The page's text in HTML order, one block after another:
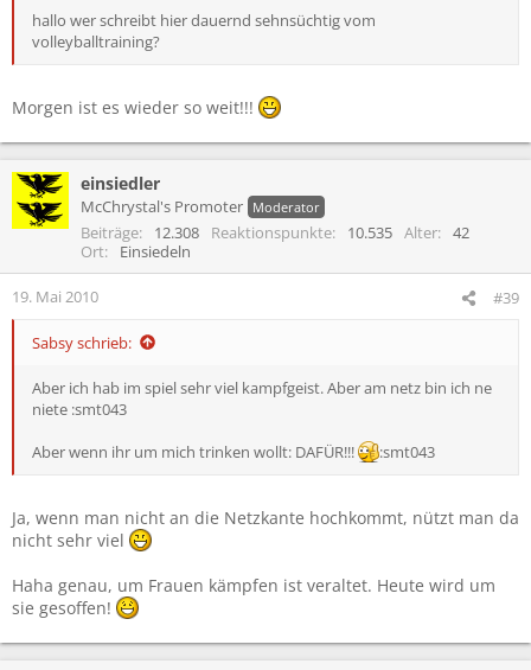
hallo wer schreibt hier dauernd sehnsüchtig vom
volleyballtraining?
Morgen ist es wieder so weit!!!
einsiedler
McChrystal's Promoter Moderator
Beiträge 12.308 Reaktionspunkte 10.535 Alter
42
Ort
Einsiedeln
19. Mai 2010 #39
Sabsy schrieb:
Aber ich hab im spiel sehr viel kampfgeist. Aber am netz bin ich ne
niete :smt043
Aber wenn ihr um mich trinken wollt: DAFÜR!!!
:smt043
Ja, wenn man nicht an die Netzkante hochkommt, nützt man da
nicht sehr viel
Haha genau, um Frauen kämpfen ist veraltet. Heute wird um
sie gesoffen!